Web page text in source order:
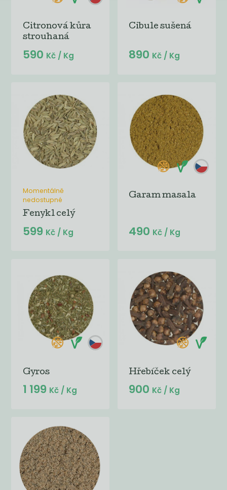
Citronová kůra
strouhaná
590 Kč / Kg
Cibule sušená
890 Kč / Kg
Momentálně
nedostupné
Fenykl celý
599 Kč / Kg
Garam masala
490 Kč / Kg
Gyros
1 199 Kč / Kg
Hřebíček celý
900 Kč / Kg